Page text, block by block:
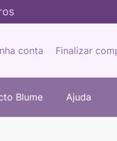
conta Finalizar
Blume Ajuda